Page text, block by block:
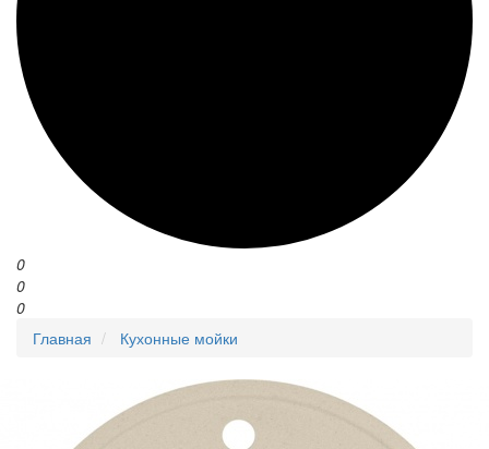
0
0
0
Главная
Кухонные мойки